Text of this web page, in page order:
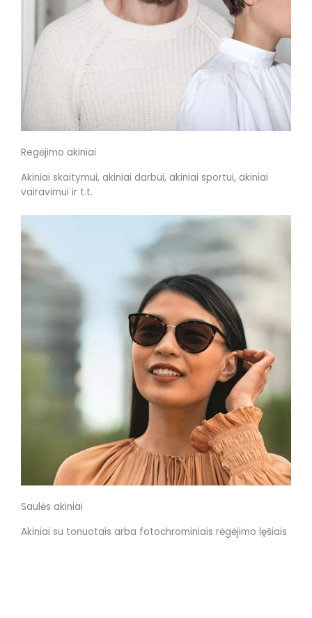
Regėjimo akiniai
Akiniai skaitymui, akiniai darbui, akiniai sportui, akiniai
vairavimui ir t.t.
Saulės akiniai
Akiniai su tonuotais arba fotochrominiais rėgėjimo lęšiais